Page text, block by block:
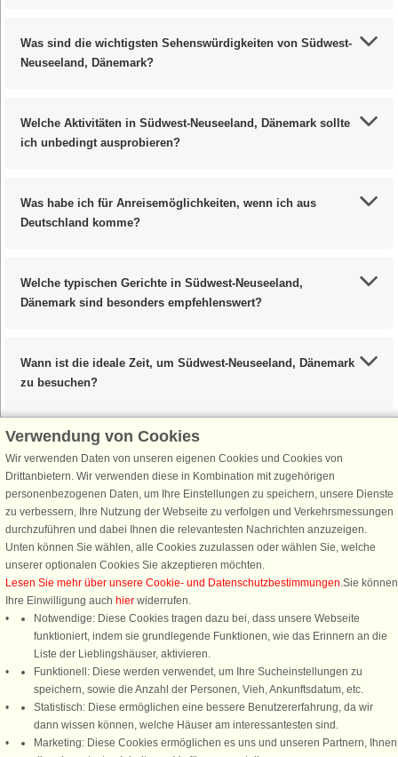
Was sind die wichtigsten Sehenswürdigkeiten von Südwest-
Neuseeland, Dänemark?
Welche Aktivitäten in Südwest-Neuseeland, Dänemark sollte
ich unbedingt ausprobieren?
Was habe ich für Anreisemöglichkeiten, wenn ich aus
Deutschland komme?
Welche typischen Gerichte in Südwest-Neuseeland,
Dänemark sind besonders empfehlenswert?
Wann ist die ideale Zeit, um Südwest-Neuseeland, Dänemark
zu besuchen?
Schließen Sie sich 100.000 Ferienhaus-Fans an
Erhalten Sie einen Willkommensgutschein von 25 €für Ihren nächsten
Ferienhausurlaub - melden Sie sich einfach für den DanCenter Newsletter
an. Verpassen Sie nie wieder exklusive Angebote, Gewinnspiele und
Urlaubstipps!
Newsletter abonnieren
Folgen Sie uns:
Verwendung von Cookies
Wir verwenden Daten von unseren eigenen Cookies und Cookies von
Drittanbietern. Wir verwenden diese in Kombination mit zugehörigen
personenbezogenen Daten, um Ihre Einstellungen zu speichern, unsere Dienste
zu verbessern, Ihre Nutzung der Webseite zu verfolgen und Verkehrsmessungen
durchzuführen und dabei Ihnen die relevantesten Nachrichten anzuzeigen.
Unten können Sie wählen, alle Cookies zuzulassen oder wählen Sie, welche
unserer optionalen Cookies Sie akzeptieren möchten.
Lesen Sie mehr über unsere Cookie- und Datenschutzbestimmungen.Sie können
Ihre Einwilligung auch hier widerrufen.
Notwendige: Diese Cookies tragen dazu bei, dass unsere Webseite
funktioniert, indem sie grundlegende Funktionen, wie das Erinnern an die
Liste der Lieblingshäuser, aktivieren.
Funktionell: Diese werden verwendet, um Ihre Sucheinstellungen zu
speichern, sowie die Anzahl der Personen, Vieh, Ankunftsdatum, etc.
Statistisch: Diese ermöglichen eine bessere Benutzererfahrung, da wir
dann wissen können, welche Häuser am interessantesten sind.
Marketing: Diese Cookies ermöglichen es uns und unseren Partnern, Ihnen